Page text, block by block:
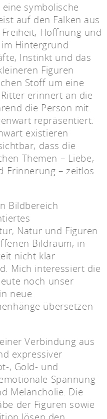
symbolische
auf den Falken aus
Hoffnung und
Hintergrund
Instinkt und das
Figuren
Stoff um eine
erinnert an die
die Person mit
repräsentiert.
existieren
dass die
Themen – Liebe,
Erinnerung – zeitlos
Bildbereich
Natur und Figuren
Bildraum, in
nicht klar
Mich interessiert die
noch unser
neue
übersetzen
Verbindung aus
expressiver
, Gold- und
Spannung
Melancholie. Die
der Figuren sowie